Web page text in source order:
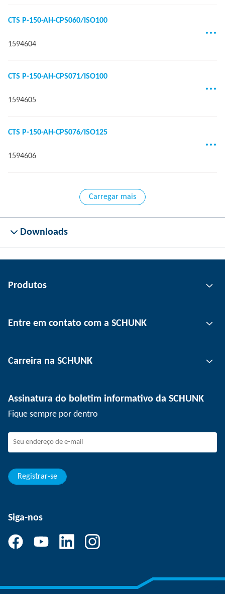
CTS P-150-AH-CPS060/ISO100
1594604
CTS P-150-AH-CPS071/ISO100
1594605
CTS P-150-AH-CPS076/ISO125
1594606
Carregar mais
Downloads
Produtos
Tecnologia de automação
Tecnologia de fixação de peças
Entre em contato com a SCHUNK
Unidades
Eventos
Carreira na SCHUNK
SCHUNK como empregador
Como fazer parte da SCHUNK
Suas vantagens
Assinatura do boletim informativo da SCHUNK
Fique sempre por dentro
Registrar-se
Siga-nos